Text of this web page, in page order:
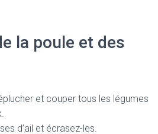
la poule et des
et couper tous les légumes
d’ail et écrasez-les.